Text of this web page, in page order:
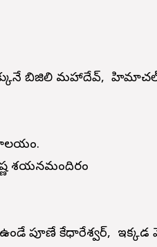
బిజిలి మహాదేవ్, హిమాచల్
శయనమందిరం
పూణే కేధారేశ్వర్, ఇక్కడ